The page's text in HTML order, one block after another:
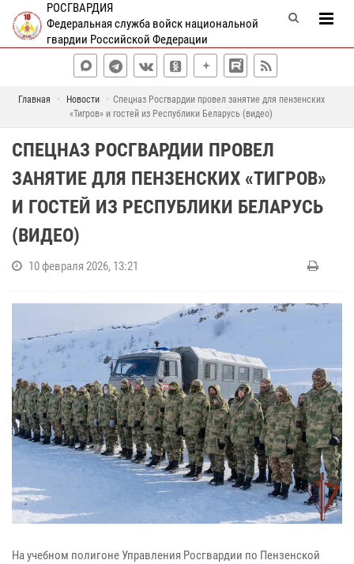
РОСГВАРДИЯ
Федеральная служба войск национальной
гвардии Российской Федерации
Главная Новости
Спецназ Росгвардии провел занятие для пензенских
«Тигров» и гостей из Республики Беларусь (видео)
СПЕЦНАЗ РОСГВАРДИИ ПРОВЕЛ
ЗАНЯТИЕ ДЛЯ ПЕНЗЕНСКИХ «ТИГРОВ»
И ГОСТЕЙ ИЗ РЕСПУБЛИКИ БЕЛАРУСЬ
(ВИДЕО)
10 февраля 2026, 13:21
На учебном полигоне Управления Росгвардии по Пензенской